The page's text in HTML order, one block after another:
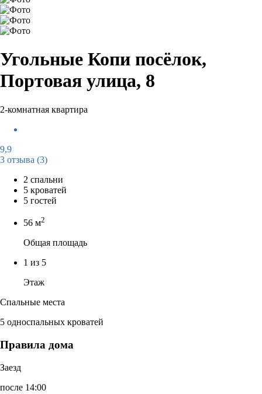
Угольные Копи посёлок,
Портовая улица, 8
2-комнатная квартира
9,9
3 отзыва (3)
2 спальни
5 кроватей
5 гостей
56 м2
Общая площадь
1 из 5
Этаж
Спальные места
5 односпальных кроватей
Правила дома
Заезд
после 14:00